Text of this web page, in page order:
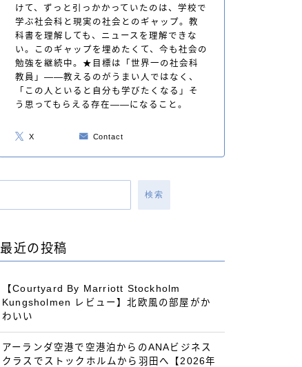
けて、ずっと引っかかっていたのは、学校で
学ぶ社会科と現実の社会とのギャップ。教
科書を理解しても、ニュースを理解できな
い。このギャップを埋めたくて、今も社会の
勉強を継続中。★目標は「世界一の社会科
教員」——教えるのがうまい人ではなく、
「この人といると自分も学びたくなる」そ
う思ってもらえる存在——になること。
X Contact
検索
最近の投稿
【Courtyard By Marriott Stockholm
Kungsholmen レビュー】北欧風の部屋がか
わいい
アーランダ空港で空港泊からのANAビジネス
クラスでストックホルムから羽田へ【2026年